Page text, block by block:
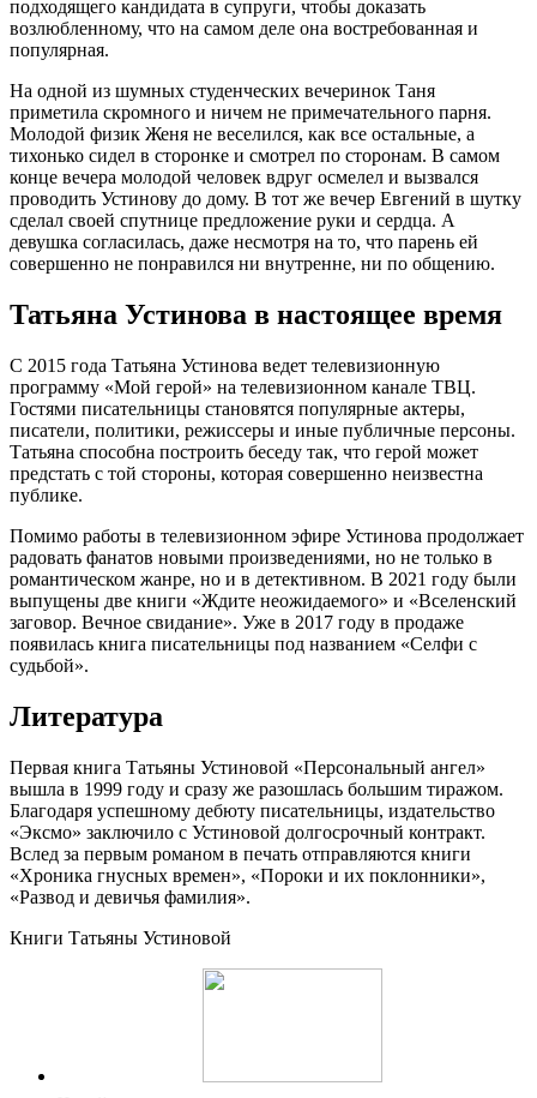
подходящего кандидата в супруги, чтобы доказать
возлюбленному, что на самом деле она востребованная и
популярная.
На одной из шумных студенческих вечеринок Таня
приметила скромного и ничем не примечательного парня.
Молодой физик Женя не веселился, как все остальные, а
тихонько сидел в сторонке и смотрел по сторонам. В самом
конце вечера молодой человек вдруг осмелел и вызвался
проводить Устинову до дому. В тот же вечер Евгений в шутку
сделал своей спутнице предложение руки и сердца. А
девушка согласилась, даже несмотря на то, что парень ей
совершенно не понравился ни внутренне, ни по общению.
Татьяна Устинова в настоящее время
С 2015 года Татьяна Устинова ведет телевизионную
программу «Мой герой» на телевизионном канале ТВЦ.
Гостями писательницы становятся популярные актеры,
писатели, политики, режиссеры и иные публичные персоны.
Татьяна способна построить беседу так, что герой может
предстать с той стороны, которая совершенно неизвестна
публике.
Помимо работы в телевизионном эфире Устинова продолжает
радовать фанатов новыми произведениями, но не только в
романтическом жанре, но и в детективном. В 2021 году были
выпущены две книги «Ждите неожидаемого» и «Вселенский
заговор. Вечное свидание». Уже в 2017 году в продаже
появилась книга писательницы под названием «Селфи с
судьбой».
Литература
Первая книга Татьяны Устиновой «Персональный ангел»
вышла в 1999 году и сразу же разошлась большим тиражом.
Благодаря успешному дебюту писательницы, издательство
«Эксмо» заключило с Устиновой долгосрочный контракт.
Вслед за первым романом в печать отправляются книги
«Хроника гнусных времен», «Пороки и их поклонники»,
«Развод и девичья фамилия».
Книги Татьяны Устиновой